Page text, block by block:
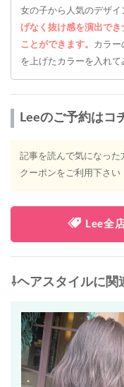
女の子から人気のデザイ
げなく抜け感を演出で
ことができます。
カラ
を上げたカラーを入れ
Leeのご予約はコ
記事を読んで気になった
クーポンをご利用下さ
Lee全
⇩ヘアスタイルに関